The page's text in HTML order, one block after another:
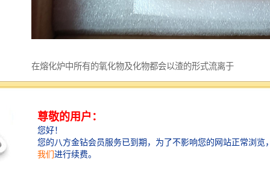
在熔化炉中所有的氧化物及化物都会以渣的形式流离于
铁（铝）水中。当它们的直径大于0.1mm时上浮很快，
0.002mm左右时，这样子的杂质上浮慢，并且上升速度
不受自重制约，而是受铁（铝）水具有黏性这一特点制
约而悬浮于铁（铝）水中。想不使用挡渣棉和过滤网就